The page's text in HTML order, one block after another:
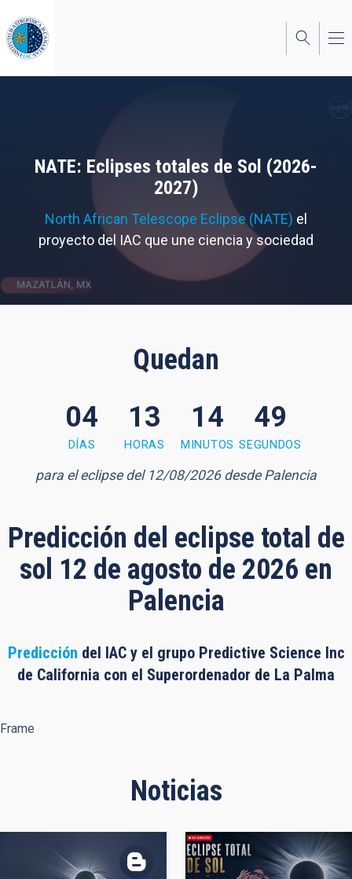
al
contenido
principal
NATE: Eclipses totales de Sol (2026-
2027)
North African Telescope Eclipse (NATE) el
proyecto del IAC que une ciencia y sociedad
Quedan
48 seconds
04
DÍAS
13
HORAS
14
MINUTOS
48
SEGUNDOS
para el eclipse del 12/08/2026 desde Palencia
Predicción del eclipse total de
sol 12 de agosto de 2026 en
Palencia
Predicción del IAC y el grupo Predictive Science Inc
de California con el Superordenador de La Palma
Frame
Noticias